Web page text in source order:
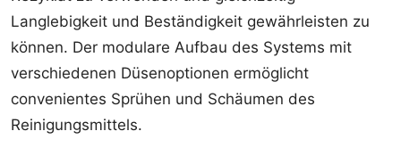
Langlebigkeit und Beständigkeit gewährleisten zu
können. Der modulare Aufbau des Systems mit
verschiedenen Düsenoptionen ermöglicht
convenientes Sprühen und Schäumen des
Reinigungsmittels.